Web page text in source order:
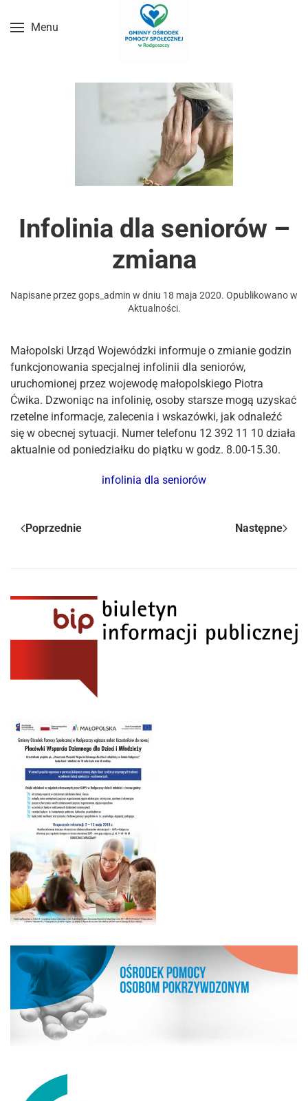
Przejdź do treści głównej
Menu
Infolinia dla seniorów –
zmiana
Napisane przezgops_admin w dniu 18 maja 2020. Opublikowano w
Aktualności.
Małopolski Urząd Wojewódzki informuje o zmianie godzin
funkcjonowania specjalnej infolinii dla seniorów,
uruchomionej przez wojewodę małopolskiego Piotra
Ćwika. Dzwoniąc na infolinię, osoby starsze mogą uzyskać
rzetelne informacje, zalecenia i wskazówki, jak odnaleźć
się w obecnej sytuacji. Numer telefonu 12 392 11 10 działa
aktualnie od poniedziałku do piątku w godz. 8.00-15.30.
infolinia dla seniorów
Poprzednie Następne